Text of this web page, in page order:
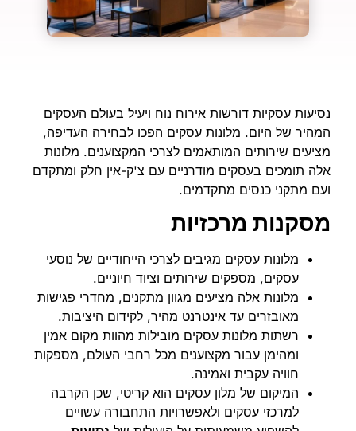
נסיעות עסקיות דורשות אירוח נוח ויעיל בעולם העסקים
המהיר של היום. מלונות עסקים הפכו לבחירה העדיפה,
מציעים שירותים המותאמים לצרכי המקצוענים. מלונות
אלה תומכים בעסקים מודרניים עם צ'ק-אין חלק ומתקדם
ועם מתקני כנסים מתקדמים.
מסקנות מרכזיות
מלונות עסקים מגיבים לצרכי הייחודיים של נוסעי
עסקים, מספקים שירותים וציוד חיוניים.
מלונות אלה מציעים מגוון מתקנים, מחדרי פגישות
מאובזרים עד אינטרנט מהיר, לקידום היציבות.
רשתות מלונות עסקים מובילות מהוות מקום אמין
ומהימן עבור מקצוענים מכל רחבי העולם, מספקות
חוויה עקבית ואמינה.
המיקום של מלון עסקים הוא קריטי, שכן הקרבה
למרכזי עסקים ולאפשרויות התחבורה עשויים